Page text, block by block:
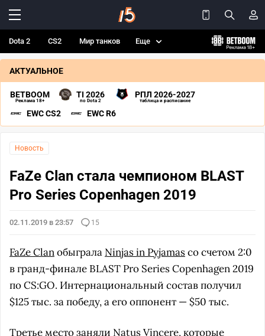
Dota 2 CS2 Мир танков Еще
АКТУАЛЬНОЕ
BETBOOM
Реклама 18+
TI 2026
по Dota 2
РПЛ 2026-2027
таблица и расписание
EWC CS2 EWC R6
Новость
FaZe Clan стала чемпионом BLAST
Pro Series Copenhagen 2019
02.11.2019 в 23:57 15
FaZe Clanобыграла Ninjas in Pyjamasсо счетом 2:0
в гранд-финале BLAST Pro Series Copenhagen 2019
по CS:GO. Интернациональный состав получил
$125 тыс. за победу, а его оппонент — $50 тыс.
Третье место заняли Natus Vincere, которые